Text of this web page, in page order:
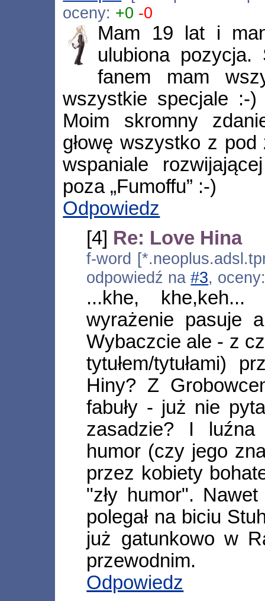
oceny: +0 -0
Mam 19 lat i
ulubiona pozycja.
fanem mam
wszystkie specjale :-
Moim skromny
głowę wszystko z
wspaniale
poza „Fumoffu” :-)
Odpowiedz
[4] Re: Love Hina
f-word
odpowiedź na#3,
...khe,
wyrażenie pasuje
Wybaczcie ale - z
tytułem/tytułami)
Hiny? Z
fabuły - już nie
zasadzie? I
humor (czy jego
przez kobiety
"zły humor".
polegał na biciu
już gatunkowo w
przewodnim.
Odpowiedz